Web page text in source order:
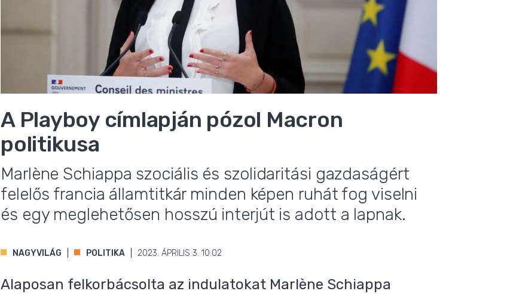
A Playboy címlapján pózol Macron
politikusa
Marlène Schiappa szociális és szolidaritási gazdaságért
felelős francia államtitkár minden képen ruhát fog viselni
és egy meglehetősen hosszú interjút is adott a lapnak.
NAGYVILÁG POLITIKA 2023. ÁPRILIS 3. 10:02
Alaposan felkorbácsolta az indulatokat Marlène Schiappa